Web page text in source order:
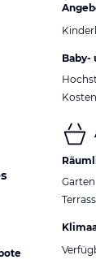
Baby-
Garten